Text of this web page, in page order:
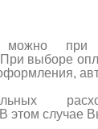
можно
выборе
этом случае